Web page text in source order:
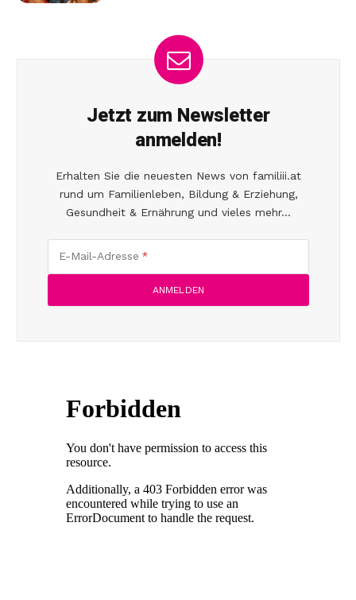
Jetzt zum Newsletter
anmelden!
Erhalten Sie die neuesten News von familiii.at
rund um Familienleben, Bildung & Erziehung,
Gesundheit & Ernährung und vieles mehr...
E-Mail-Adresse